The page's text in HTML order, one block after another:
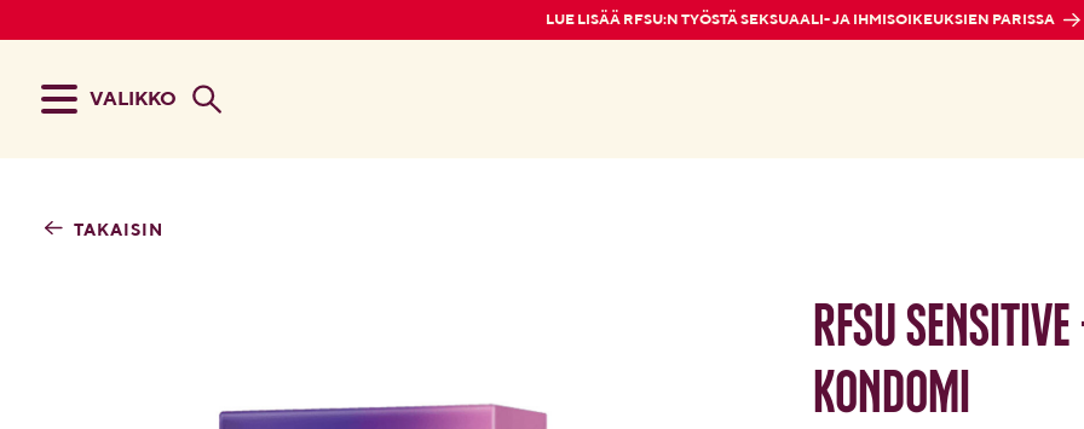
LUE LISÄÄ RFSU:N TYÖSTÄ SEKSUAALI- JA IHMISOIKEUKSIEN PARISSA
VALIKKO
TAKAISIN
RFSU
kondomi